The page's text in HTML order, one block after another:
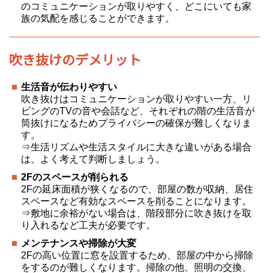
のコミュニケーションが取りやすく、どこにいても家
族の気配を感じることができます。
吹き抜けのデメリット
生活音が伝わりやすい
吹き抜けはコミュニケーションが取りやすい一方、リ
ビングのTVの音や会話など、それぞれの階の生活音が
筒抜けになるためプライバシーの確保が難しくなりま
す。
⇒生活リズムや生活スタイルに大きな違いがある場合
は、よく考えて判断しましょう。
2Fのスペースが削られる
2Fの延床面積が狭くなるので、部屋の数が収納、居住
スペースなど有効なスペースを削ることになります。
⇒敷地に余裕がない場合は、階段部分に吹き抜けを取
り入れるなど工夫が必要です。
メンテナンスや掃除が大変
2Fの高い位置に窓を設置するため、部屋の中から掃除
をするのが難しくなります。掃除の他、照明の交換、